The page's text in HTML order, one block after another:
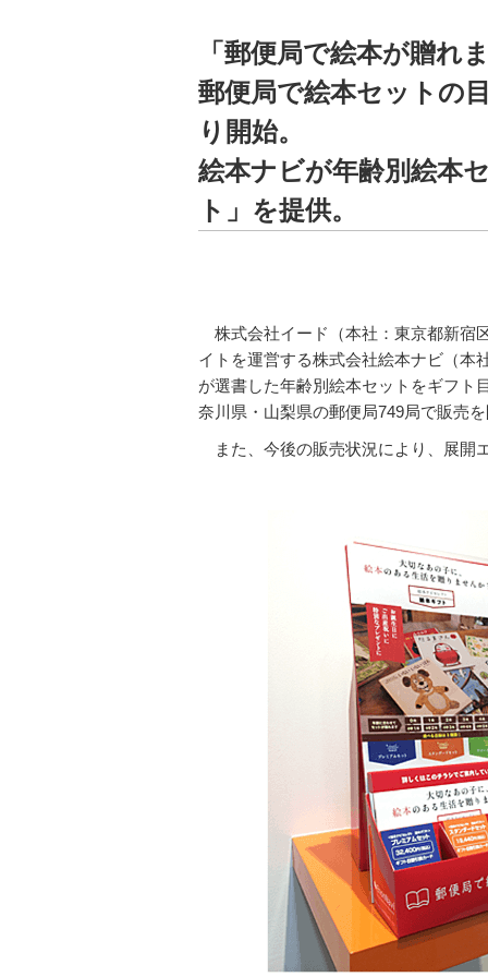
「郵便局で絵本が贈れ
郵便局で絵本セットの
り開始。
絵本ナビが年齢別絵本
ト」を提供。
株式会社イード（本社：東京都新宿
イトを運営する株式会社絵本ナビ（本
が選書した年齢別絵本セットをギフト
奈川県・山梨県の郵便局749局で販売
また、今後の販売状況により、展開